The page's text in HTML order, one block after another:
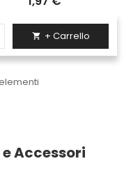
 + Carrello
Accessori